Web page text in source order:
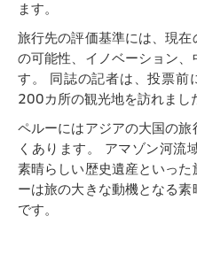
ます。
旅行先の評価基準には、現
の可能性、イノベーション
す。
同誌の記者は、投票前
200カ所の観光地を訪れまし
ペルーにはアジアの大国の
くあります。
アマゾン河流
素晴らしい歴史遺産といっ
ーは旅の大きな動機となる
です。